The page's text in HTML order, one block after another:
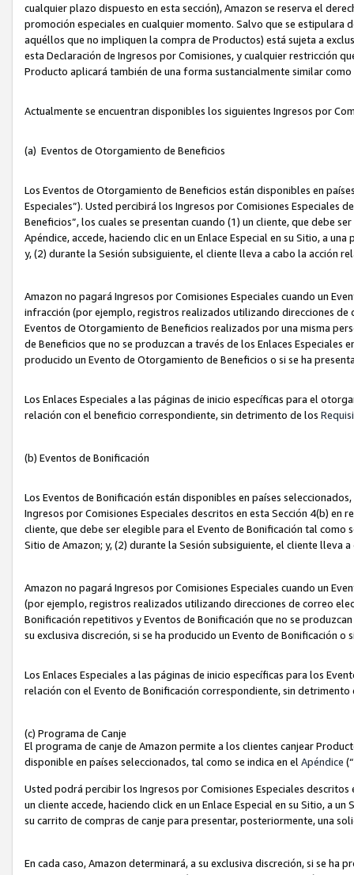
cualquier plazo dispuesto en esta sección), Amazon se reserva el
promoción especiales en cualquier momento. Salvo que se
aquéllos que no impliquen la compra de Productos) está sujeta a
esta Declaración de Ingresos por Comisiones, y cualquier restricción
Producto aplicará también de una forma sustancialmente similar
Actualmente se encuentran disponibles los siguientes Ingresos por
(a) Eventos de Otorgamiento de Beneficios
Los Eventos de Otorgamiento de Beneficios están disponibles en
Especiales”). Usted percibirá los Ingresos por Comisiones Especiales
Beneficios”, los cuales se presentan cuando (1) un cliente, que debe
Apéndice, accede, haciendo clic en un Enlace Especial en su Sitio, a
y, (2) durante la Sesión subsiguiente, el cliente lleva a cabo la acción
Amazon no pagará Ingresos por Comisiones Especiales cuando un
infracción (por ejemplo, registros realizados utilizando direcciones
Eventos de Otorgamiento de Beneficios realizados por una misma
de Beneficios que no se produzcan a través de los Enlaces Especiales
producido un Evento de Otorgamiento de Beneficios o si se ha
Los Enlaces Especiales a las páginas de inicio específicas para el
relación con el beneficio correspondiente, sin detrimento de los
(b) Eventos de Bonificación
Los Eventos de Bonificación están disponibles en países
Ingresos por Comisiones Especiales descritos en esta Sección 4(b) en
cliente, que debe ser elegible para el Evento de Bonificación tal como
Sitio de Amazon; y, (2) durante la Sesión subsiguiente, el cliente lleva
Amazon no pagará Ingresos por Comisiones Especiales cuando un
(por ejemplo, registros realizados utilizando direcciones de correo
Bonificación repetitivos y Eventos de Bonificación que no se
su exclusiva discreción, si se ha producido un Evento de Bonificación
Los Enlaces Especiales a las páginas de inicio específicas para los
relación con el Evento de Bonificación correspondiente, sin
(c) Programa de Canje
El programa de canje de Amazon permite a los clientes canjear
disponible en países seleccionados, tal como se indica en el Apéndice
Usted podrá percibir los Ingresos por Comisiones Especiales
un cliente accede, haciendo click en un Enlace Especial en su Sitio, a
su carrito de compras de canje para presentar, posteriormente, una
En cada caso, Amazon determinará, a su exclusiva discreción, si se